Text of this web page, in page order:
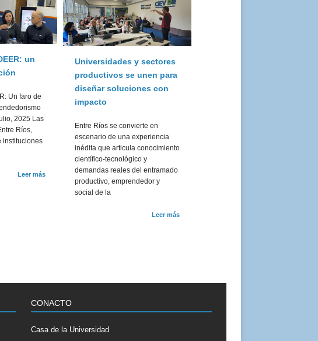
un
Un faro de
2025 Las
Ríos,
instituciones
Leer más
Universidades y sectores
productivos se unen para
diseñar soluciones con
impacto
Entre Ríos se convierte en
escenario de una experiencia
inédita que articula conocimiento
científico-tecnológico y
demandas reales del entramado
productivo, emprendedor y
social de la
Leer más
CONACTO
Casa de la Universidad